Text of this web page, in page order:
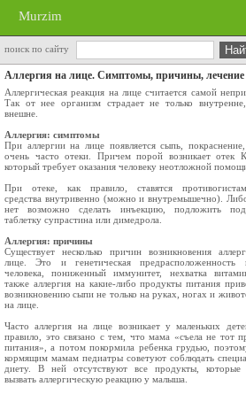
Murzim
поиск по сайту
Аллергия на лице. Симптомы, причины, лечение
Аллергическая реакция на лице считается самой
Так от нее организм страдает не только
внешне.
Аллергия: симптомы
При аллергии на лице появляется сыпь,
очень часто отеки. Причем порой возникает отек
который требует оказания человеку неотложной
При отеке, как правило, ставятся
средства внутривенно (можно и внутремышечно).
нет возможно сделать инъекцию, подложить
таблетку супрастина или димедрола.
Аллергия: причины
Существует несколько причин возникновения
лице. Это и генетическая
человека, пониженный иммунитет, нехватка
также аллергия на какие-либо продукты питания
возникновению сыпи не только на руках, ногах и
на лице.
Часто аллергия на лице возникает у маленьких
правило, это связано с тем, что мама «съела не тот
питания», а потом покормила ребенка грудью,
кормящим мамам педиатры советуют соблюдать
диету. В ней отсутствуют все продукты, которые
вызвать аллергическую реакцию у малыша.